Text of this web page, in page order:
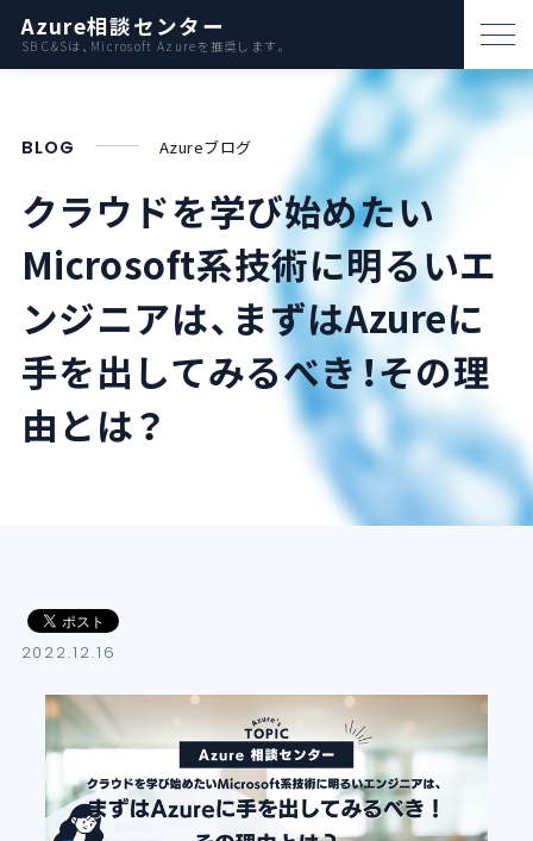
Azure相談センター
SB C&Sは、Microsoft Azureを推奨します。
パートナー支援
資料ダウンロード
お問い合わせ
Azureとは
AWS比較
イベント・セミナー
よくある質問
BLOG Azureブログ
クラウドを学び始めたい
Microsoft系技術に明るいエ
ンジニアは、まずはAzureに
手を出してみるべき！その理
由とは？
2022.12.16